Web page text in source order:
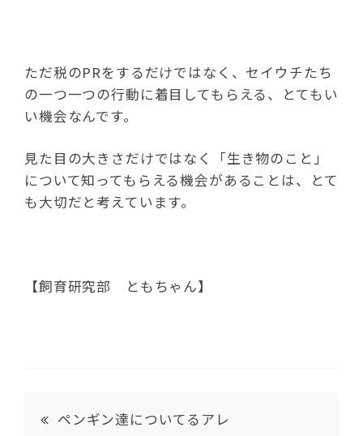
ただ税のPRをするだけではなく、セイウチたち
の一つ一つの行動に着目してもらえる、とてもい
い機会なんです。
見た目の大きさだけではなく「生き物のこと」
について知ってもらえる機会があることは、とて
も大切だと考えています。
【飼育研究部 ともちゃん】
ペンギン達についてるアレ